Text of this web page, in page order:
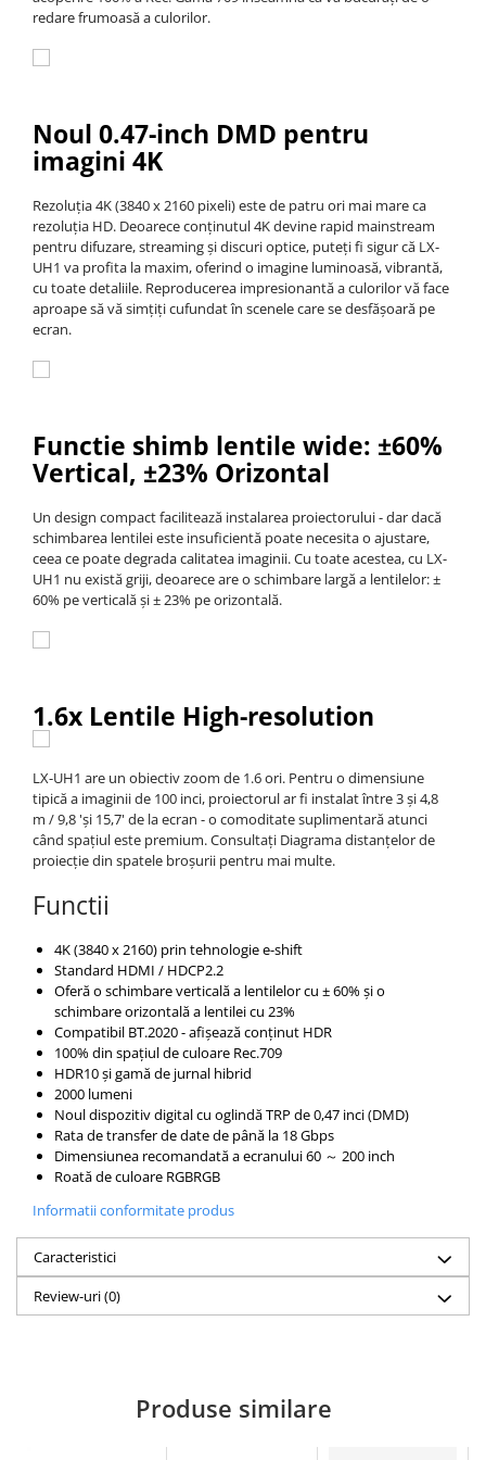
redare frumoasă a culorilor.
Noul 0.47-inch DMD pentru
imagini 4K
Rezoluția 4K (3840 x 2160 pixeli) este de patru ori mai mare ca
rezoluția HD. Deoarece conținutul 4K devine rapid mainstream
pentru difuzare, streaming și discuri optice, puteți fi sigur că LX-
UH1 va profita la maxim, oferind o imagine luminoasă, vibrantă,
cu toate detaliile. Reproducerea impresionantă a culorilor vă face
aproape să vă simțiți cufundat în scenele care se desfășoară pe
ecran.
Functie shimb lentile wide: ±60%
Vertical, ±23% Orizontal
Un design compact facilitează instalarea proiectorului - dar dacă
schimbarea lentilei este insuficientă poate necesita o ajustare,
ceea ce poate degrada calitatea imaginii. Cu toate acestea, cu LX-
UH1 nu există griji, deoarece are o schimbare largă a lentilelor: ±
60% pe verticală și ± 23% pe orizontală.
1.6x Lentile High-resolution
LX-UH1 are un obiectiv zoom de 1.6 ori. Pentru o dimensiune
tipică a imaginii de 100 inci, proiectorul ar fi instalat între 3 și 4,8
m / 9,8 'și 15,7' de la ecran - o comoditate suplimentară atunci
când spațiul este premium. Consultați Diagrama distanțelor de
proiecție din spatele broșurii pentru mai multe.
Functii
4K (3840 x 2160) prin tehnologie e-shift
Standard HDMI / HDCP2.2
Oferă o schimbare verticală a lentilelor cu ± 60% și o
schimbare orizontală a lentilei cu 23%
Compatibil BT.2020 - afișează conținut HDR
100% din spațiul de culoare Rec.709
HDR10 și gamă de jurnal hibrid
2000 lumeni
Noul dispozitiv digital cu oglindă TRP de 0,47 inci (DMD)
Rata de transfer de date de până la 18 Gbps
Dimensiunea recomandată a ecranului 60 ～ 200 inch
Roată de culoare RGBRGB
Informatii conformitate produs
Caracteristici
Review-uri(0)
Produse similare